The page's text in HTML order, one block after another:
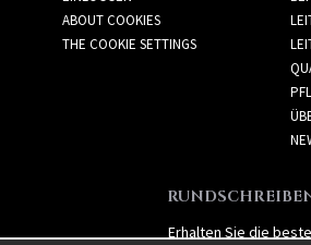
ABOUT COOKIES
THE COOKIE SETTINGS
Erhalten Sie die